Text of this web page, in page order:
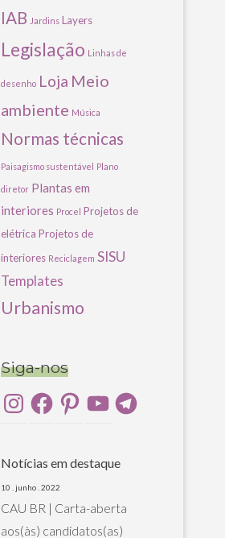
IAB Jardins Layers
Legislação Linhas de
desenho Loja Meio
ambiente Música
Normas técnicas
Paisagismo sustentável Plano
diretor Plantas em
interiores Procel Projetos de
elétrica Projetos de
interiores Reciclagem SISU
Templates
Urbanismo
Siga-nos
InstagramFacebookPinterestYouTubeTelegram
Notícias em destaque
10 . junho . 2022
CAU BR | Carta-aberta
aos(às) candidatos(as)